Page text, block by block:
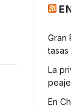
Gran
La
En